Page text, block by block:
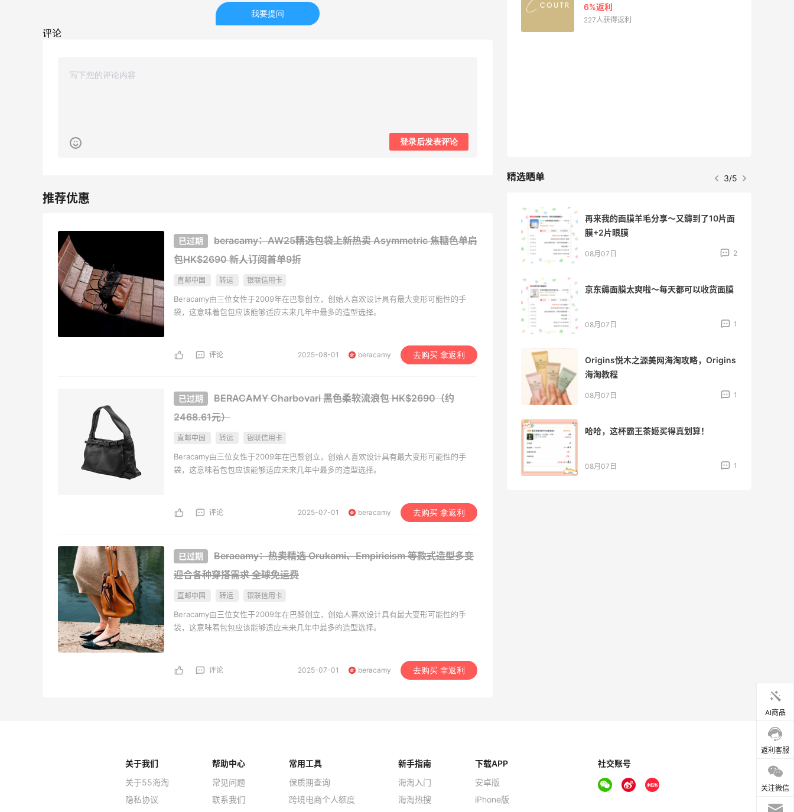
我要提问
评论
登录后发表评论
beracamy：AW25精选包袋上新热卖 Asymmetric 焦糖色单肩
包HK$2690新人订阅首单9折
直邮中国 转运 银联信用卡
Beracamy由三位女性于2009年在巴黎创立，创始人喜欢设计具有最大变形可能性的手
袋，这意味着包包应该能够适应未来几年中最多的造型选择。
评论 2025-08-01 beracamy 去购买 拿返利
BERACAMY Charbovari 黑色柔软流浪包HK$2690（约
2468.61元）
直邮中国 转运 银联信用卡
Beracamy由三位女性于2009年在巴黎创立，创始人喜欢设计具有最大变形可能性的手
袋，这意味着包包应该能够适应未来几年中最多的造型选择。
评论 2025-07-01 beracamy 去购买 拿返利
Beracamy：热卖精选 Orukami、Empiricism 等款式造型多变
迎合各种穿搭需求 全球免运费
直邮中国 转运 银联信用卡
Beracamy由三位女性于2009年在巴黎创立，创始人喜欢设计具有最大变形可能性的手
袋，这意味着包包应该能够适应未来几年中最多的造型选择。
评论 2025-07-01 beracamy 去购买 拿返利
5140人获得返利
6%返利
227人获得返利
精选晒单 3/5
利到账！
贴秋膘啦，今天吃冰煮羊
为了这家烧烤，我必然还要再去新疆
1
又去皮爷喝下午茶了，香蕉布朗尼超好吃
呀
08月07日 2
羊毛薅的实在有点多～积攒的最后一篇羊
08月07日
08月07日
再来我的面膜羊毛分享～又薅到了10片面
膜+2片眼膜
08月07日 2
京东薅面膜太爽啦～每天都可以收货面膜
08月07日 1
Origins悦木之源美网海淘攻略，Origins
海淘教程
08月07日 1
哈哈，这杯霸王茶姬买得真划算！
08月07日 1
AI商品
返利客服
关注微信
关于我们
关于55海淘
隐私协议
帮助中心
常见问题
联系我们
常用工具
保质期查询
跨境电商个人额度
新手指南
海淘入门
海淘热搜
下载APP
安卓版
iPhone版
社交账号